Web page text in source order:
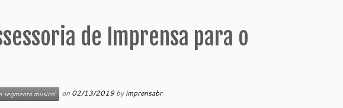
de Imprensa para o
segmento musical on 02/13/2019 byimprensabr